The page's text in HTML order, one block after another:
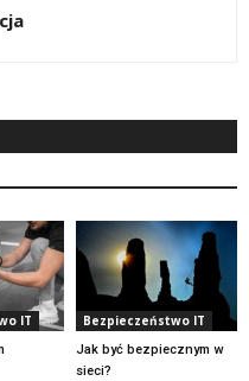
IT Bezpieczeństwo IT
Jak być bezpiecznym w
sieci?